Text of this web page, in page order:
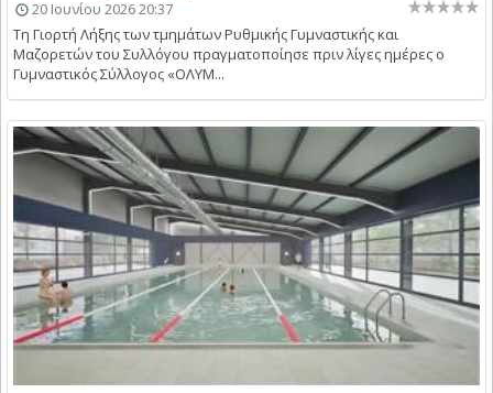
20 Ιουνίου 2026 20:37
Τη Γιορτή Λήξης των τμημάτων Ρυθμικής Γυμναστικής και
Μαζορετών του Συλλόγου πραγματοποίησε πριν λίγες ημέρες ο
Γυμναστικός Σύλλογος «ΟΛΥΜ...